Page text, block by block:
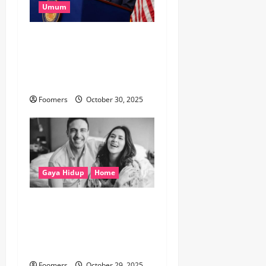
Umum
Foomers October 30, 2025
Gaya Hidup Home